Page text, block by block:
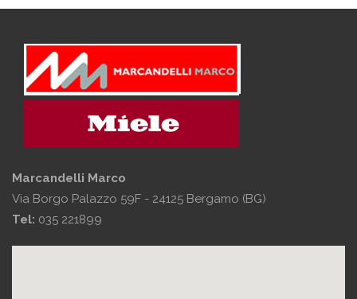
Marcandelli Marco
Via Borgo Palazzo 59F - 24125 Bergamo (BG)
Tel: 035 221899